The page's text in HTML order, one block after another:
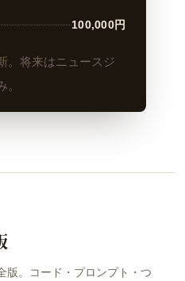
100,000円
。将来はニュースジ
版。コード・プロンプト・つ